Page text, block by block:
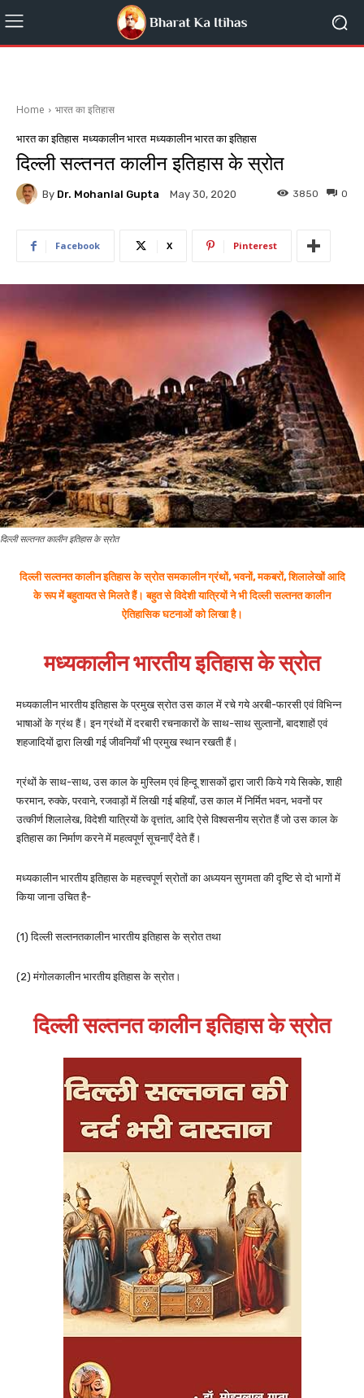
Home भारत का इतिहास
भारत का इतिहास मध्यकालीन भारत मध्यकालीन भारत का इतिहास
दिल्ली सल्तनत कालीन इतिहास के स्रोत
By Dr. Mohanlal Gupta May 30, 2020 0
3850
Facebook X Pinterest
दिल्ली सल्तनत कालीन इतिहास के स्रोत
दिल्ली सल्तनत कालीन इतिहास के स्रोत समकालीन ग्रंथों, भवनों, मकबरों, शिलालेखों आदि
के रूप में बहुतायत से मिलते हैं। बहुत से विदेशी यात्रियों ने भी दिल्ली सल्तनत कालीन
ऐतिहासिक घटनाओं को लिखा है।
मध्यकालीन भारतीय इतिहास के स्रोत
मध्यकालीन भारतीय इतिहास के प्रमुख स्रोत उस काल में रचे गये अरबी-फारसी एवं विभिन्न
भाषाओं के ग्रंथ हैं। इन ग्रंथों में दरबारी रचनाकारों के साथ-साथ सुल्तानों, बादशाहों एवं
शहजादियों द्वारा लिखी गई जीवनियाँ भी प्रमुख स्थान रखती हैं।
ग्रंथों के साथ-साथ, उस काल के मुस्लिम एवं हिन्दू शासकों द्वारा जारी किये गये सिक्के, शाही
फरमान, रुक्के, परवाने, रजवाड़ों में लिखी गई बहियाँ, उस काल में निर्मित भवन, भवनों पर
उत्कीर्ण शिलालेख, विदेशी यात्रियों के वृत्तांत, आदि ऐसे विश्वसनीय स्रोत हैं जो उस काल के
इतिहास का निर्माण करने में महत्वपूर्ण सूचनाएँ देते हैं।
मध्यकालीन भारतीय इतिहास के महत्त्वपूर्ण स्रोतों का अध्ययन सुगमता की दृष्टि से दो भागों में
किया जाना उचित है-
(1) दिल्ली सल्तनतकालीन भारतीय इतिहास के स्रोत तथा
(2) मंगोलकालीन भारतीय इतिहास के स्रोत।
दिल्ली सल्तनत कालीन इतिहास के स्रोत